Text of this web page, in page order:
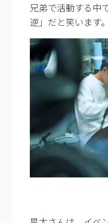
兄弟で活動する中
逆」だと笑います。